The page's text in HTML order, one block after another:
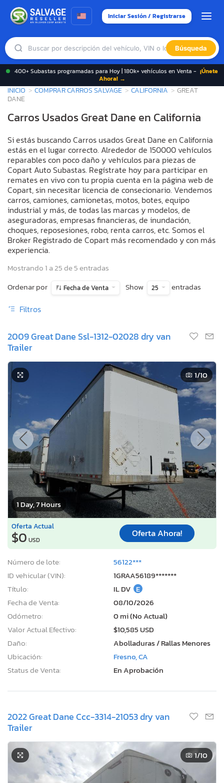
Iniciar Sesión / Registrarse
Búsqueda
400+ Subastas programadas para Hoy | 180k+ vehículos en Venta - ¡Únete
Ahora! →
INICIO COMPRAR CARROS SALVAGE CALIFORNIA
GREAT
DANE
Carros Usados Great Dane en California
Si estás buscando Carros usados Great Dane en California
estás en el lugar correcto. Alrededor de 150000 vehículos
reparables con poco daño y vehículos para piezas de
Copart Auto Subastas. Regístrate hoy para participar en
remates en vivo con tu propia cuenta en la página web de
Copart, sin necesitar licencia de consecionario. Vendemos
carros, camiones, camionetas, motos, botes, equipo
industrial y más, de todas las marcas y modelos, de
aseguradoras, empresas financieras, de inundación,
choques, reposesiones, robo, renta carros, etc. Somos el
Broker Registrado de Copart más recomendado y con más
experiencia.
Mostrando 1 a 25 de 5 entradas
Ordenar por
Fecha de Venta Show 25 entradas
Filtros
2009 Great Dane Ssl-1312-02028 dry van
Trailer
1 Day, 7 Hours
1/10
Oferta Actual
$0 USD
Oferta Ahora!
Número de lote:
56122***
ID vehicular (VIN):
1GRAA56189*******
Título:
IL DV E
Fecha de Venta:
08/10/2026
Odómetro:
0 mi (No Actual)
Valor Actual Efectivo:
$10,585 USD
Daño:
Abolladuras / Rallas Menores
Ubicación:
Fresno, CA
Status de Venta:
En Aprobación
2022 Great Dane Ccc-3314-21053 dry van
Trailer
1/10